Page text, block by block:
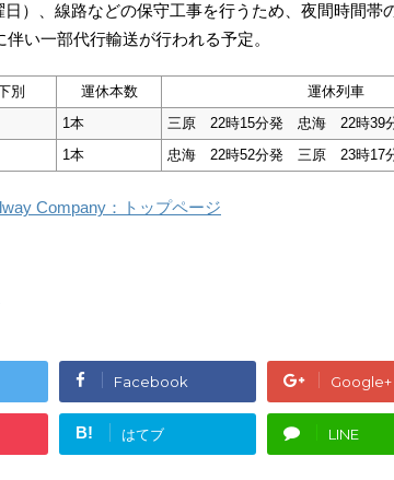
）、線路などの保守工事を行うため、夜間時間帯
い一部代行輸送が行われる予定。
別 運休本数
運休列車
1本
三原 22時15分発 忠海 22時39
1本 忠海 22時52分発 三原 23時17
Company：トップページ
Facebook Google+
B! はてブ LINE